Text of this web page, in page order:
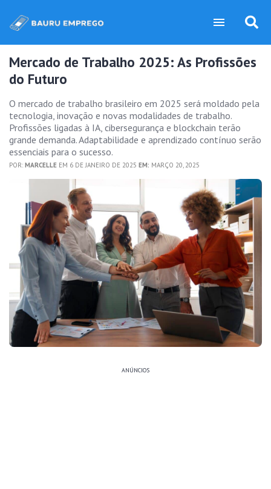
Mercado de Trabalho 2025: As Profissões
do Futuro
O mercado de trabalho brasileiro em 2025 será moldado pela
tecnologia, inovação e novas modalidades de trabalho.
Profissões ligadas à IA, cibersegurança e blockchain terão
grande demanda. Adaptabilidade e aprendizado contínuo serão
essenciais para o sucesso.
POR: MARCELLE EM 6 DE JANEIRO DE 2025 EM: MARÇO 20, 2025
ANÚNCIOS